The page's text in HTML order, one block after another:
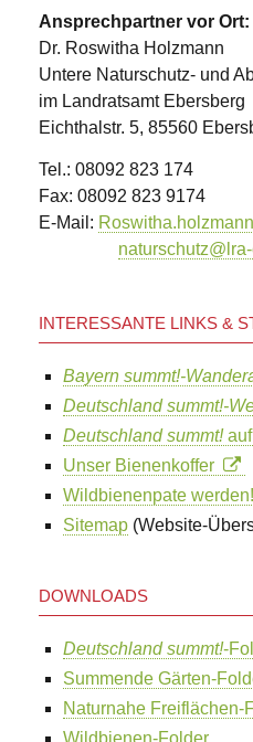
Ansprechpartner vor Ort:
Dr. Roswitha Holzmann
Untere Naturschutz- und
im Landratsamt Ebersberg
Eichthalstr. 5, 85560
Tel.: 08092 823 174
Fax: 08092 823 9174
E-Mail:
INTERESSANTE LINKS &
Bayern summt!-
Deutschland summt!-
Deutschland summt!auf
Unser Bienenkoffer
Wildbienenpate werden!
Sitemap (Website-
DOWNLOADS
Deutschland summt!-
Summende Gärten-
Naturnahe Freiflächen-